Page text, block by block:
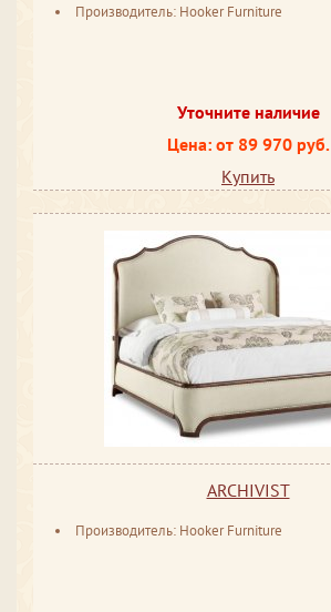
Производитель: Hooker Furniture
Уточните наличие
Цена: от 89 970 руб.
Купить
ARCHIVIST
Производитель: Hooker Furniture